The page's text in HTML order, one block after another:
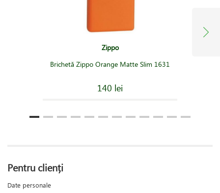
Zippo
Brichetă Zippo Orange Matte Slim 1631
140 lei
Pentru clienți
Date personale